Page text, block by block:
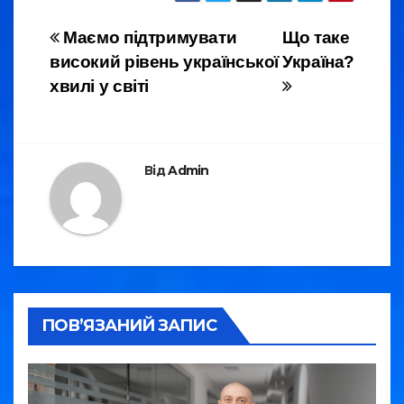
e
b
o
er
gr
a
Навігація
записів
Що таке
Україна?
Маємо підтримувати
високий рівень української
хвилі у світі
ВідAdmin
ПОВ’ЯЗАНИЙ ЗАПИС